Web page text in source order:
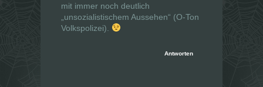
mit immer noch deutlich
„unsozialistischem Aussehen“ (O-Ton
Volkspolizei).
Antworten